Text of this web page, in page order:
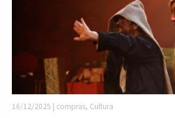
16/12/2025 | compras, Cultura